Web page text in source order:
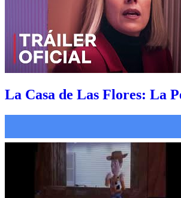
La Casa de Las Flores: La